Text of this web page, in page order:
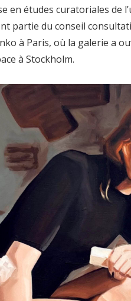
en études curatoriales de
partie du conseil
à Paris, où la galerie a
à Stockholm.